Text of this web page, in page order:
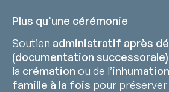
Plus qu’une cérémonie
Soutien administratif après
(documentation successorale)
la crémation ou de l’inhumation
famille à la fois pour préserver